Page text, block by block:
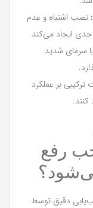
نصب اشتباه و عدم
ایجاد می‌کند.
سرمای شدید
بر عملکرد
رفع
دقیق توسط